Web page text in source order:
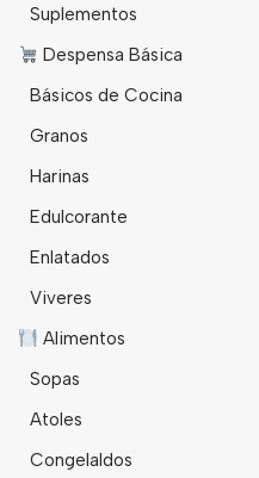
Suplementos
Despensa Básica
Básicos de Cocina
Granos
Harinas
Edulcorante
Enlatados
Viveres
Alimentos
Sopas
Atoles
Congelaldos